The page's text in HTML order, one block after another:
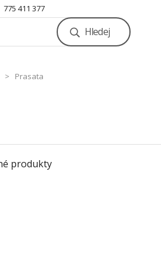
775 411 377
Hledej
Prasata
produkty